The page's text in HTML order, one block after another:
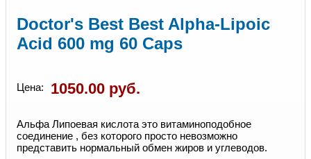
Doctor's Best Best Alpha-Lipoic
Acid 600 mg 60 Caps
Цена: 1050.00 руб.
Альфа Липоевая кислота это витаминоподобное
соединение , без которого просто невозможно
представить нормальный обмен жиров и углеводов.